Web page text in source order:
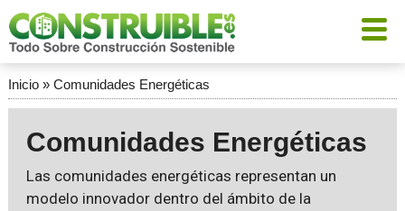
Inicio» Comunidades Energéticas
Comunidades Energéticas
Las comunidades energéticas representan un
modelo innovador dentro del ámbito de la